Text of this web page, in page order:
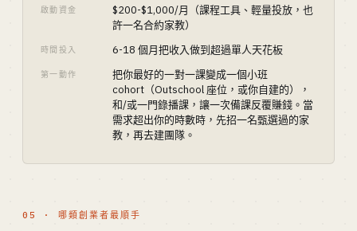
啟動資金
$200-$1,000/月（課程工具、輕量投放，也
許一名合約家教）
時間投入 6-18 個月把收入做到超過單人天花板
第一動作
把你最好的一對一課變成一個小班
cohort（Outschool 座位，或你自建的），
和/或一門錄播課，讓一次備課反覆賺錢。當
需求超出你的時數時，先招一名甄選過的家
教，再去建團隊。
05 · 哪類創業者最順手